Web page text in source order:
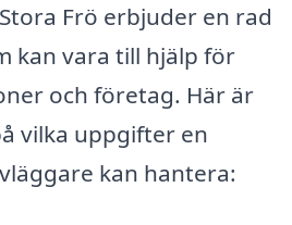
Frö erbjuder en rad
kan vara till hjälp för
och företag. Här är
vilka uppgifter en
kan hantera: